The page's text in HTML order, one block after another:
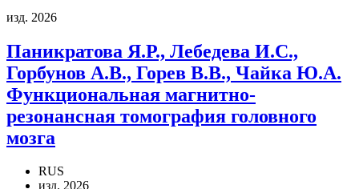
изд. 2026
Паникратова Я.Р., Лебедева И.С.,
Горбунов А.В., Горев В.В., Чайка Ю.А.
Функциональная магнитно-
резонансная томография головного
мозга
RUS
изд. 2026